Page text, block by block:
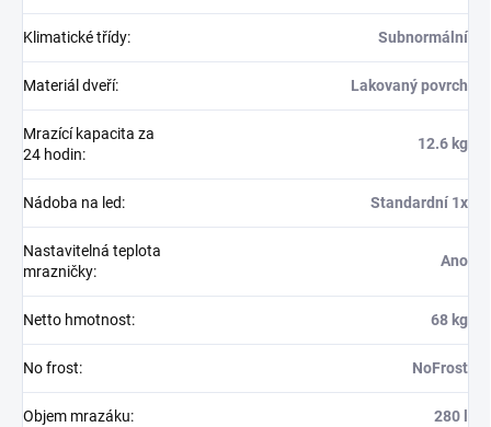
Klimatické třídy: Subnormální
Materiál dveří: Lakovaný povrch
Mrazící kapacita za
24 hodin:
12.6 kg
Nádoba na led: Standardní 1x
Nastavitelná teplota
mrazničky:
Ano
Netto hmotnost: 68 kg
No frost: NoFrost
Objem mrazáku: 280 l